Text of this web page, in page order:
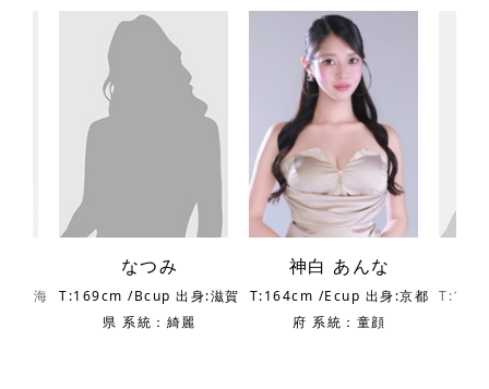
:北海
なつみ
T:169cm /Bcup 出身:滋賀
県 系統：綺麗
神白 あんな
T:164cm /Ecup 出身:京都
府 系統：童顔